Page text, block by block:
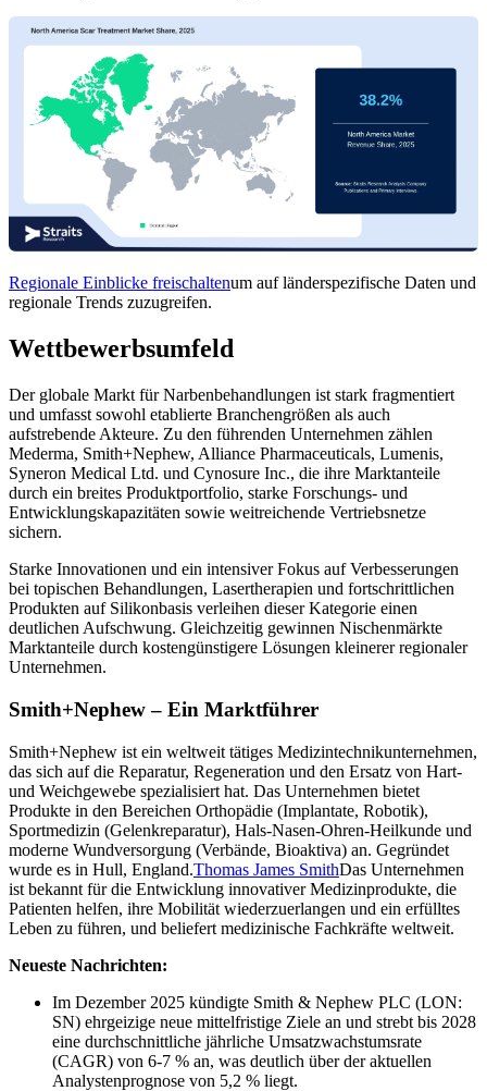
Regionale Einblicke freischaltenum auf länderspezifische Daten und
regionale Trends zuzugreifen.
Wettbewerbsumfeld
Der globale Markt für Narbenbehandlungen ist stark fragmentiert
und umfasst sowohl etablierte Branchengrößen als auch
aufstrebende Akteure. Zu den führenden Unternehmen zählen
Mederma, Smith+Nephew, Alliance Pharmaceuticals, Lumenis,
Syneron Medical Ltd. und Cynosure Inc., die ihre Marktanteile
durch ein breites Produktportfolio, starke Forschungs- und
Entwicklungskapazitäten sowie weitreichende Vertriebsnetze
sichern.
Starke Innovationen und ein intensiver Fokus auf Verbesserungen
bei topischen Behandlungen, Lasertherapien und fortschrittlichen
Produkten auf Silikonbasis verleihen dieser Kategorie einen
deutlichen Aufschwung. Gleichzeitig gewinnen Nischenmärkte
Marktanteile durch kostengünstigere Lösungen kleinerer regionaler
Unternehmen.
Smith+Nephew – Ein Marktführer
Smith+Nephew ist ein weltweit tätiges Medizintechnikunternehmen,
das sich auf die Reparatur, Regeneration und den Ersatz von Hart-
und Weichgewebe spezialisiert hat. Das Unternehmen bietet
Produkte in den Bereichen Orthopädie (Implantate, Robotik),
Sportmedizin (Gelenkreparatur), Hals-Nasen-Ohren-Heilkunde und
moderne Wundversorgung (Verbände, Bioaktiva) an. Gegründet
wurde es in Hull, England.Thomas James SmithDas Unternehmen
ist bekannt für die Entwicklung innovativer Medizinprodukte, die
Patienten helfen, ihre Mobilität wiederzuerlangen und ein erfülltes
Leben zu führen, und beliefert medizinische Fachkräfte weltweit.
Neueste Nachrichten:
Im Dezember 2025 kündigte Smith & Nephew PLC (LON:
SN) ehrgeizige neue mittelfristige Ziele an und strebt bis 2028
eine durchschnittliche jährliche Umsatzwachstumsrate
(CAGR) von 6-7 % an, was deutlich über der aktuellen
Analystenprognose von 5,2 % liegt.